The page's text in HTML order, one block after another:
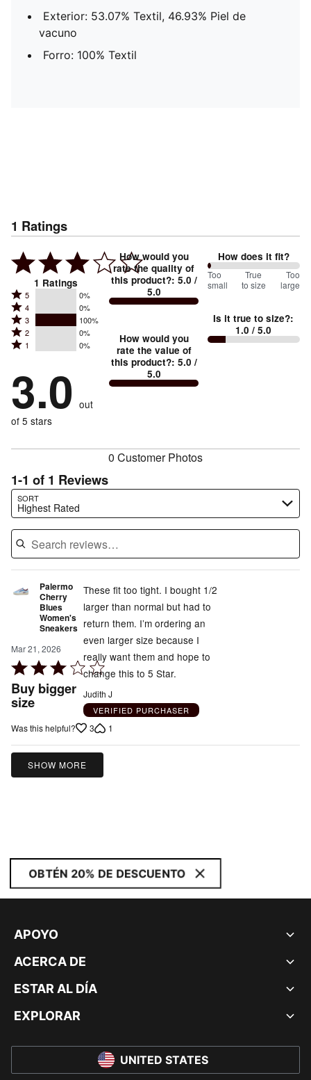
Exterior: 53.07% Textil, 46.93% Piel de
vacuno
Forro: 100% Textil
1 Ratings
1 Ratings
Rated
5
stars
by
of
reviewers
5 0%
Rated
4
stars
by
of
reviewers
4 0%
Rated
3
stars
100%
of
reviewers
3 100%
Rated
2
by
0%
of
reviewers
2 0%
Rated
stars
by
0%
of
1 0%
3.0 out
of 5 stars
How would you
rate the quality of
this product?: 5.0 /
5.0
How would you
rate the value of
this product?: 5.0 /
5.0
How does it fit?
0%
between
small
and
Too
small
True
to size
Too
large
Is it true to size?:
1.0 / 5.0
0 Customer Photos
1-1 of 1 Reviews
SORT
Highest Rated
Search reviews…
Palermo
Cherry
Blues
Women's
Sneakers
Mar 21, 2026
Rated
3
out
5
Buy bigger
size
These fit too tight. I bought 1/2
larger than normal but had to
return them. I’m ordering an
even larger size because I
really want them and hope to
change this to 5 Star.
Judith J
VERIFIED PURCHASER
Was this helpful? 3 1
SHOW MORE
OBTÉN 20% DE DESCUENTO
APOYO
ACERCA DE
ESTAR AL DÍA
EXPLORAR
UNITED STATES